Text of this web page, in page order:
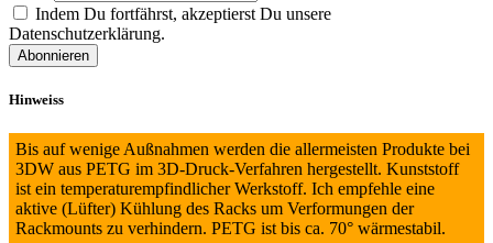
Indem Du fortfährst, akzeptierst Du unsere
Datenschutzerklärung.
Hinweiss
Bis auf wenige Außnahmen werden die allermeisten Produkte bei
3DW aus PETG im 3D-Druck-Verfahren hergestellt. Kunststoff
ist ein temperaturempfindlicher Werkstoff. Ich empfehle eine
aktive (Lüfter) Kühlung des Racks um Verformungen der
Rackmounts zu verhindern. PETG ist bis ca. 70° wärmestabil.